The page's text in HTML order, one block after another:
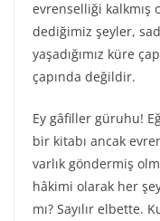
evrenselliği kalkmış
dediğimiz şeyler,
yaşadığımız küre
çapında değildir.
Ey gâfiller güruhu!
bir kitabı ancak
varlık göndermiş
hâkimi olarak her
mı? Sayılır elbette.